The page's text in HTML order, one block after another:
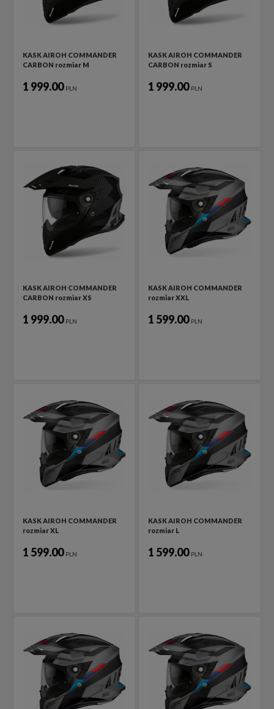
KASK AIROH COMMANDER
CARBON rozmiar M
1 999.00 PLN
KASK AIROH COMMANDER
CARBON rozmiar S
1 999.00 PLN
KASK AIROH COMMANDER
CARBON rozmiar XS
1 999.00 PLN
KASK AIROH COMMANDER
rozmiar XXL
1 599.00 PLN
KASK AIROH COMMANDER
rozmiar XL
1 599.00 PLN
KASK AIROH COMMANDER
rozmiar L
1 599.00 PLN